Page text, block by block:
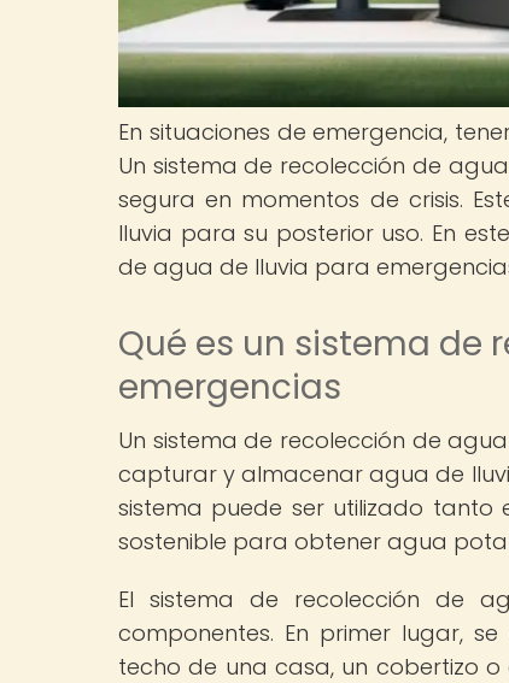
En situaciones de emergencia,
Un sistema de recolección de
segura en momentos de crisis.
lluvia para su posterior uso. En
de agua de lluvia para
Qué es un sistema de
emergencias
Un sistema de recolección de
capturar y almacenar agua de
sistema puede ser utilizado tanto
sostenible para obtener agua
El sistema de recolección de
componentes. En primer lugar,
techo de una casa, un cobertizo